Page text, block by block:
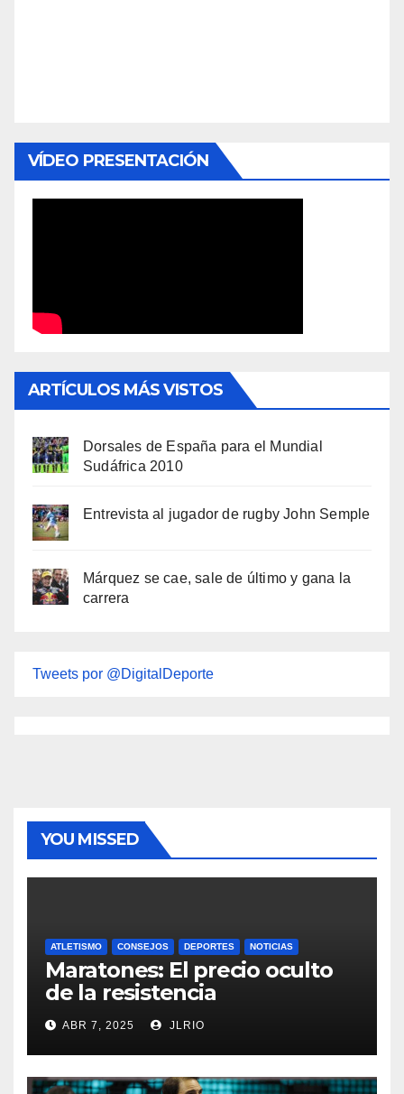
VÍDEO PRESENTACIÓN
ARTÍCULOS MÁS VISTOS
Dorsales de España para el Mundial
Sudáfrica 2010
Entrevista al jugador de rugby John Semple
Márquez se cae, sale de último y gana la
carrera
Tweets por @DigitalDeporte
YOU MISSED
ATLETISMO CONSEJOS DEPORTES NOTICIAS
Maratones: El precio oculto
de la resistencia
ABR 7, 2025 JLRIO